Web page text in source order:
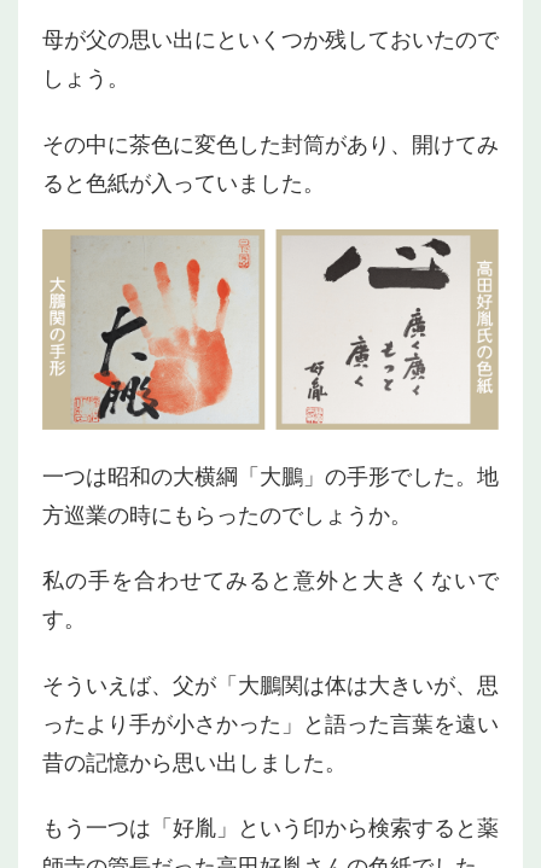
母が父の思い出にといくつか残しておいたので
しょう。
その中に茶色に変色した封筒があり、開けてみ
ると色紙が入っていました。
一つは昭和の大横綱「大鵬」の手形でした。地
方巡業の時にもらったのでしょうか。
私の手を合わせてみると意外と大きくないで
す。
そういえば、父が「大鵬関は体は大きいが、思
ったより手が小さかった」と語った言葉を遠い
昔の記憶から思い出しました。
もう一つは「好胤」という印から検索すると薬